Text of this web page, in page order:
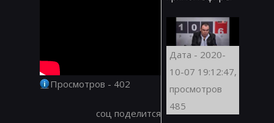
Просмотров - 402
соц поделится
Дата - 2020-
10-07 19:12:47,
просмотров
485